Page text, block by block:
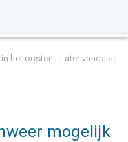
in het oosten - Later vandaag
mogelijk